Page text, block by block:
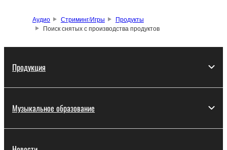
Аудио Стриминг/Игры
Продукты
Поиск снятых с производства продуктов
Продукция
Музыкальное образование